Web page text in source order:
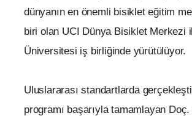
dünyanın en önemli bisiklet eğitim
biri olan UCI Dünya Bisiklet Merkezi
Üniversitesi iş birliğinde yürütülüyor.
Uluslararası standartlarda
programı başarıyla tamamlayan